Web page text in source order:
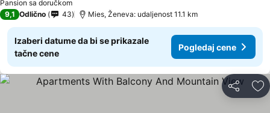
Pansion sa doručkom
9,1 Odlično 43 Mies, Ženeva: udaljenost 11.1 km
Izaberi datume da bi se prikazale
tačne cene
Pogledaj cene
Deli